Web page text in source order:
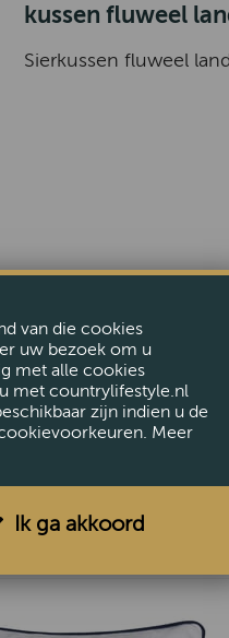
kussen fluweel
Sierkussen fluweel
van die cookies
uw bezoek om u
met alle cookies
met countrylifestyle.nl
zijn indien u de
Meer
Ik ga akkoord